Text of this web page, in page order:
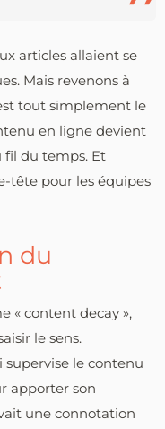
articles allaient se
Mais revenons à
tout simplement le
en ligne devient
fil du temps. Et
tête pour les équipes
du
« content decay »,
le sens.
supervise le contenu
apporter son
une connotation